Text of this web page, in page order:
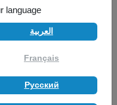
Histoire de l'islam
language
العربية
Français
Pусский